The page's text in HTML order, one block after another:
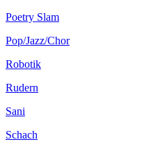
Poetry Slam
Pop/Jazz/Chor
Robotik
Rudern
Sani
Schach